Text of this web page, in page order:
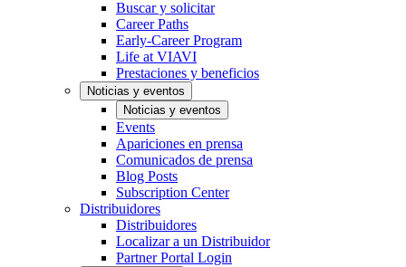
Buscar y solicitar
Career Paths
Early-Career Program
Life at VIAVI
Prestaciones y beneficios
Noticias y eventos
Noticias y eventos
Events
Apariciones en prensa
Comunicados de prensa
Blog Posts
Subscription Center
Distribuidores
Distribuidores
Localizar a un Distribuidor
Partner Portal Login